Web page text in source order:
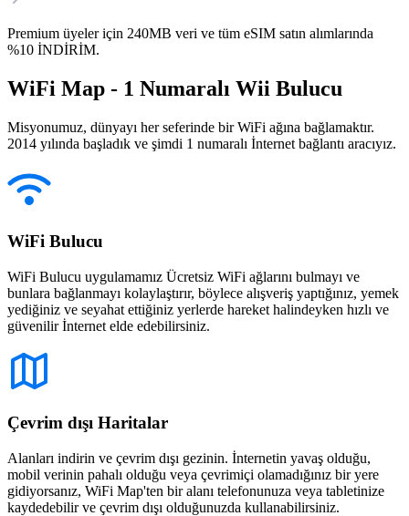
Premium üyeler için 240MB veri ve tüm eSIM satın alımlarında
%10 İNDİRİM.
WiFi Map - 1 Numaralı Wii Bulucu
Misyonumuz, dünyayı her seferinde bir WiFi ağına bağlamaktır.
2014 yılında başladık ve şimdi 1 numaralı İnternet bağlantı aracıyız.
WiFi Bulucu
WiFi Bulucu uygulamamız Ücretsiz WiFi ağlarını bulmayı ve
bunlara bağlanmayı kolaylaştırır, böylece alışveriş yaptığınız, yemek
yediğiniz ve seyahat ettiğiniz yerlerde hareket halindeyken hızlı ve
güvenilir İnternet elde edebilirsiniz.
Çevrim dışı Haritalar
Alanları indirin ve çevrim dışı gezinin. İnternetin yavaş olduğu,
mobil verinin pahalı olduğu veya çevrimiçi olamadığınız bir yere
gidiyorsanız, WiFi Map'ten bir alanı telefonunuza veya tabletinize
kaydedebilir ve çevrim dışı olduğunuzda kullanabilirsiniz.